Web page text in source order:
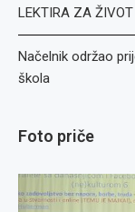
LEKTIRA ZA ŽIVOT
Načelnik održao
škola
Foto priče